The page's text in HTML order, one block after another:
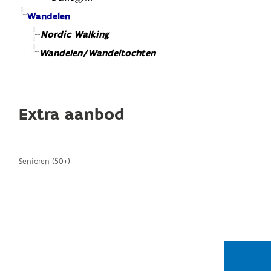
Wandelen
Nordic Walking
Wandelen/Wandeltochten
Extra aanbod
Senioren (50+)